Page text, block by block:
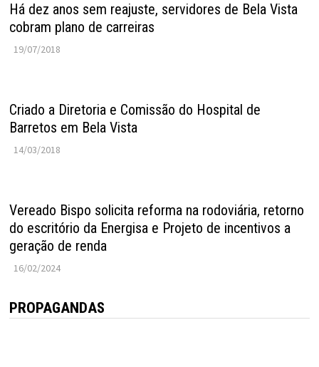
Há dez anos sem reajuste, servidores de Bela Vista
cobram plano de carreiras
19/07/2018
Criado a Diretoria e Comissão do Hospital de
Barretos em Bela Vista
14/03/2018
Vereado Bispo solicita reforma na rodoviária, retorno
do escritório da Energisa e Projeto de incentivos a
geração de renda
16/02/2024
PROPAGANDAS